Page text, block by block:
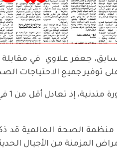
جعفر علاوي في مقابلة
توفير جميع الاحتياجات
المزمنة من الأجيال